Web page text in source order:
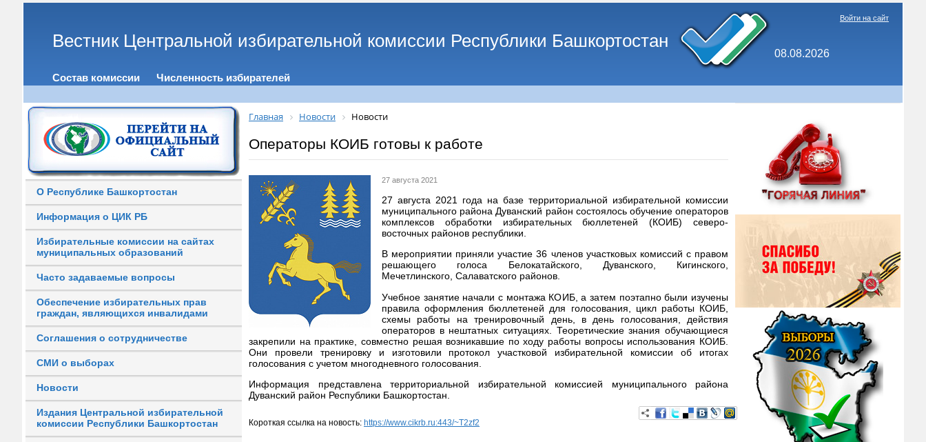
Вестник Центральной избирательной комиссии Республики Башкортостан
08.08.2026
Войти на сайт
Состав комиссии Численность избирателей
О Республике Башкортостан
Информация о ЦИК РБ
Избирательные комиссии на сайтах
муниципальных образований
Часто задаваемые вопросы
Обеспечение избирательных прав
граждан, являющихся инвалидами
Соглашения о сотрудничестве
СМИ о выборах
Новости
Издания Центральной избирательной
комиссии Республики Башкортостан
Главная Новости Новости
Операторы КОИБ готовы к работе
27 августа 2021
27 августа 2021 года на базе территориальной избирательной комиссии
муниципального района Дуванский район состоялось обучение операторов
комплексов обработки избирательных бюллетеней (КОИБ) северо-
восточных районов республики.
В мероприятии приняли участие 36 членов участковых комиссий с правом
решающего голоса Белокатайского, Дуванского, Кигинского,
Мечетлинского, Салаватского районов.
Учебное занятие начали с монтажа КОИБ, а затем поэтапно были изучены
правила оформления бюллетеней для голосования, цикл работы КОИБ,
схемы работы на тренировочный день, в день голосования, действия
операторов в нештатных ситуациях. Теоретические знания обучающиеся
закрепили на практике, совместно решая возникавшие по ходу работы вопросы использования КОИБ.
Они провели тренировку и изготовили протокол участковой избирательной комиссии об итогах
голосования с учетом многодневного голосования.
Информация представлена территориальной избирательной комиссией муниципального района
Дуванский район Республики Башкортостан.
Короткая ссылка на новость: https://www.cikrb.ru:443/~T2zf2